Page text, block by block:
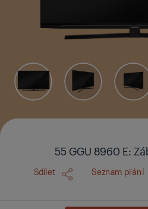
55 GGU 8960 E:
Sdílet Seznam přání